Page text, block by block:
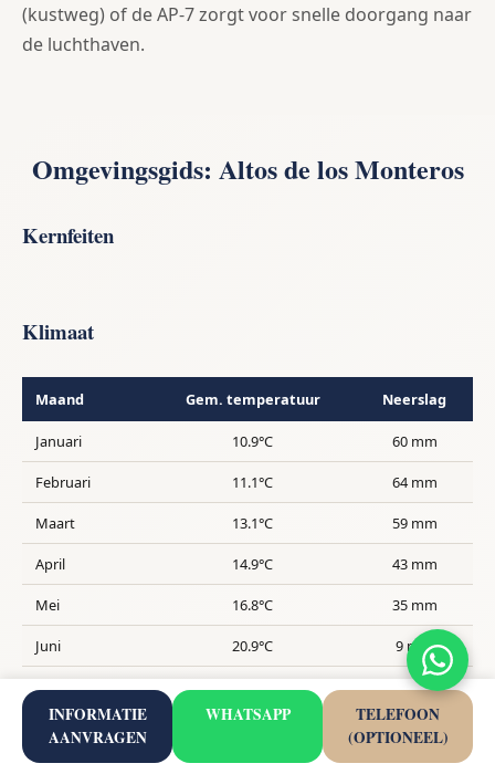
(kustweg) of de AP-7 zorgt voor snelle doorgang naar
de luchthaven.
Omgevingsgids: Altos de los Monteros
Kernfeiten
Klimaat
Maand Gem. temperatuur Neerslag
Januari 10.9°C 60 mm
Februari 11.1°C 64 mm
Maart 13.1°C 59 mm
April 14.9°C 43 mm
Mei 16.8°C 35 mm
Juni 20.9°C 9 mm
Juli 24.8°C 1 mm
Augustus 2 mm
September 21.7°C 15 mm
INFORMATIE
AANVRAGEN
WHATSAPP
TELEFOON
(OPTIONEEL)